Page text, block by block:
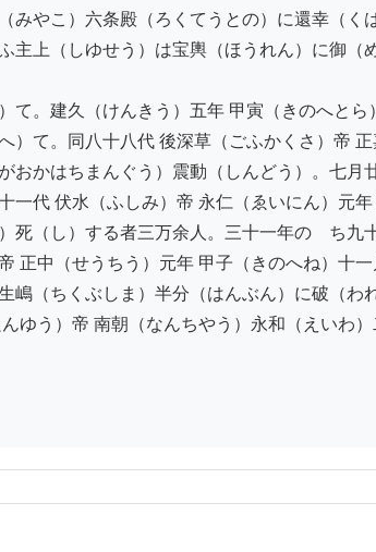
みやこ）六条殿（ろくてうとの）に還幸（
主上（しゆせう）は宝輿（ほうれん）に御
て。建久（けんきう）五年 甲寅（きのへとら
）て。同八十八代 後深草（ごふかくさ）帝
おかはちまんぐう）震動（しんどう）。七月
一代 伏水（ふしみ）帝 永仁（ゑいにん）元
死（し）する者三万余人。三十一年のゝち九
正中（せうちう）元年 甲子（きのへね）十
嶋（ちくぶしま）半分（はんぶん）に破（わ
ゆう）帝 南朝（なんちやう）永和（えいわ